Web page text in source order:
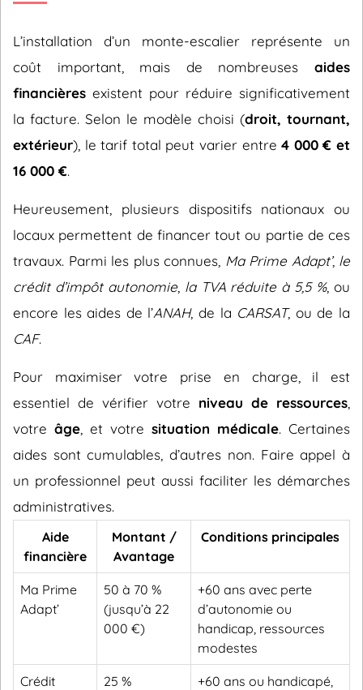
L’installation d’un monte-escalier représente un
coût important, mais de nombreuses aides
financières existent pour réduire significativement
la facture. Selon le modèle choisi (droit, tournant,
extérieur), le tarif total peut varier entre4 000 € et
16 000 €.
Heureusement, plusieurs dispositifs nationaux ou
locaux permettent de financer tout ou partie de ces
travaux. Parmi les plus connues, Ma Prime Adapt’, le
crédit d’impôt autonomie, la TVA réduite à 5,5 %, ou
encore les aides de l’ANAH, de la CARSAT, ou de la
CAF.
Pour maximiser votre prise en charge, il est
essentiel de vérifier votre niveau de ressources
votre âge , et votre situation médicale. Certaines
aides sont cumulables, d’autres non. Faire appel à
un professionnel peut aussi faciliter les démarches
administratives.
Aide
financière
Montant /
Avantage
Conditions principales
Ma Prime
Adapt’
50 à 70 %
(jusqu’à 22
000 €)
+60 ans avec perte
d’autonomie ou
handicap, ressources
modestes
Crédit
25 %
+60 ans ou handicapé,